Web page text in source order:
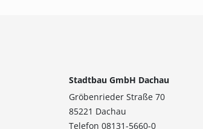
Stadtbau GmbH Dachau
Gröbenrieder Straße 70
85221 Dachau
Telefon 08131-5660-0